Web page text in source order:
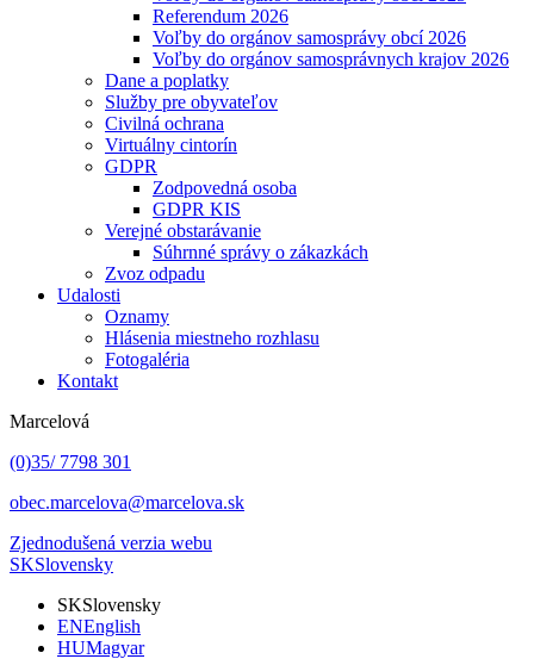
Referendum 2026
Voľby do orgánov samosprávy obcí 2026
Voľby do orgánov samosprávnych krajov 2026
Dane a poplatky
Služby pre obyvateľov
Civilná ochrana
Virtuálny cintorín
GDPR
Zodpovedná osoba
GDPR KIS
Verejné obstarávanie
Súhrnné správy o zákazkách
Zvoz odpadu
Udalosti
Oznamy
Hlásenia miestneho rozhlasu
Fotogaléria
Kontakt
Marcelová
(0)35/ 7798 301
obec.marcelova@marcelova.sk
Zjednodušená verzia webu
SKSlovensky
SKSlovensky
ENEnglish
HUMagyar